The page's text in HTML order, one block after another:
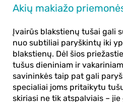
Akių makiažo
Įvairūs blakstienų tušai gali
nuo subtiliai paryškintų iki
blakstienų. Dėl šios
tušus dieniniam ir
savininkės taip pat gali
specialiai joms pritaikytu
skiriasi ne tik atspalviais –